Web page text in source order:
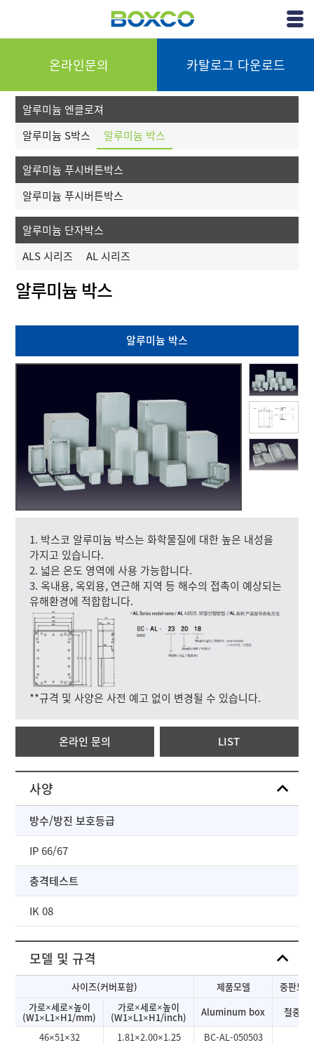
온라인문의 카탈로그 다운로드Menu
알루미늄 엔클로져
알루미늄 S박스
알루미늄 박스
알루미늄 푸시버튼박스
알루미늄 푸시버튼박스
알루미늄 단자박스
ALS 시리즈
AL 시리즈
알루미늄 박스
알루미늄 박스
1. 박스코 알루미늄 박스는 화학물질에 대한 높은 내성을
가지고 있습니다.
2. 넓은 온도 영역에 사용 가능합니다.
3. 옥내용, 옥외용, 연근해 지역 등 해수의 접촉이 예상되는
유해환경에 적합합니다.
**규격 및 사양은 사전 예고 없이 변경될 수 있습니다.
온라인 문의 LIST
사양
방수/방진 보호등급
IP 66/67
충격테스트
IK 08
모델 및 규격
사이즈(커버포함) 제품모델
중판모델
가로×세로×높이
(W1×L1×H1/mm)
가로×세로×높이
(W1×L1×H1/inch) Aluminum box
철중판
46×51×32
1.81×2.00×1.25
BC-AL-050503